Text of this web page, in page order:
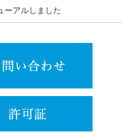
ーアルしました